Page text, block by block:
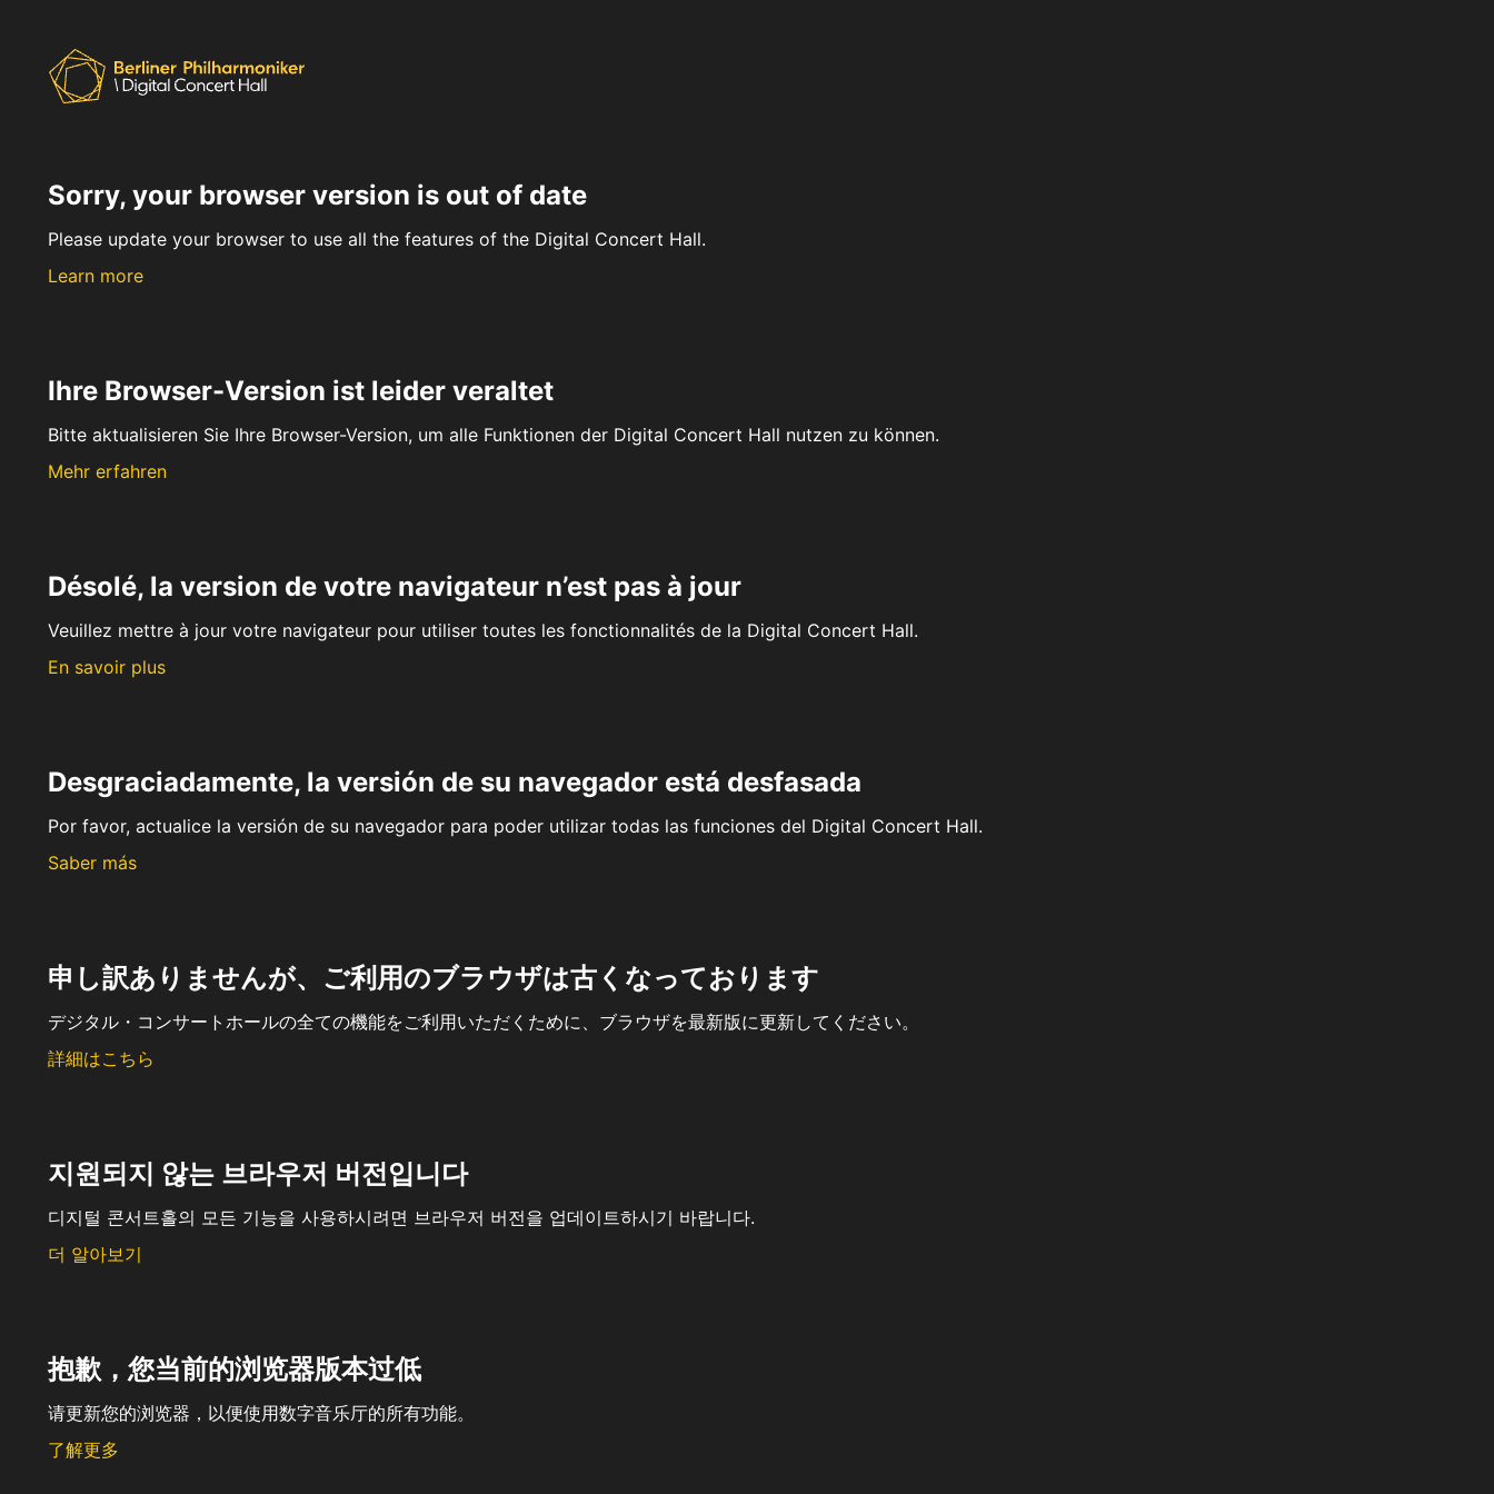
Sorry, your browser version is out of date
Please update your browser to use all the features of the Digital Concert Hall.
Learn more
Ihre Browser-Version ist leider veraltet
Bitte aktualisieren Sie Ihre Browser-Version, um alle Funktionen der Digital Concert Hall nutzen zu können.
Mehr erfahren
Désolé, la version de votre navigateur n’est pas à jour
Veuillez mettre à jour votre navigateur pour utiliser toutes les fonctionnalités de la Digital Concert Hall.
En savoir plus
Desgraciadamente, la versión de su navegador está desfasada
Por favor, actualice la versión de su navegador para poder utilizar todas las funciones del Digital Concert Hall.
Saber más
申し訳ありませんが、ご利用のブラウザは古くなっております
デジタル・コンサートホールの全ての機能をご利用いただくために、ブラウザを最新版に更新してください。
詳細はこちら
지원되지 않는 브라우저 버전입니다
디지털 콘서트홀의 모든 기능을 사용하시려면 브라우저 버전을 업데이트하시기 바랍니다.
더 알아보기
抱歉，您当前的浏览器版本过低
请更新您的浏览器，以便使用数字音乐厅的所有功能。
了解更多